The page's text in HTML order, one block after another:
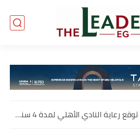
إيلانو توقع رعاية النادي الأهلي لمدة 4 سنوات وتصبح العلامة...